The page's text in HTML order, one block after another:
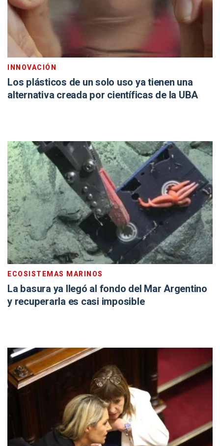
INNOVACIÓN
Los plásticos de un solo uso ya tienen una
alternativa creada por científicas de la UBA
ECOSISTEMAS MARINOS
La basura ya llegó al fondo del Mar Argentino
y recuperarla es casi imposible